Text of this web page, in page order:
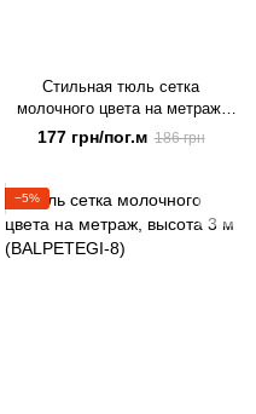
Стильная тюль сетка
молочного цвета на метраж,
высота 2.8 м(112-2)
177 грн/пог.м 186 грн
−5%